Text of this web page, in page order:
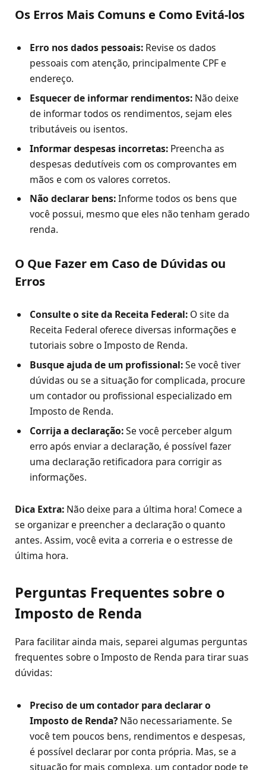
Os Erros Mais Comuns e Como Evitá-los
Erro nos dados pessoais: Revise os dados
pessoais com atenção, principalmente CPF e
endereço.
Esquecer de informar rendimentos: Não deixe
de informar todos os rendimentos, sejam eles
tributáveis ou isentos.
Informar despesas incorretas: Preencha as
despesas dedutíveis com os comprovantes em
mãos e com os valores corretos.
Não declarar bens:Informe todos os bens que
você possui, mesmo que eles não tenham gerado
renda.
O Que Fazer em Caso de Dúvidas ou
Erros
Consulte o site da Receita Federal: O site da
Receita Federal oferece diversas informações e
tutoriais sobre o Imposto de Renda.
Busque ajuda de um profissional:Se você tiver
dúvidas ou se a situação for complicada, procure
um contador ou profissional especializado em
Imposto de Renda.
Corrija a declaração:Se você perceber algum
erro após enviar a declaração, é possível fazer
uma declaração retificadora para corrigir as
informações.
Dica Extra: Não deixe para a última hora! Comece a
se organizar e preencher a declaração o quanto
antes. Assim, você evita a correria e o estresse de
última hora.
Perguntas Frequentes sobre o
Imposto de Renda
Para facilitar ainda mais, separei algumas perguntas
frequentes sobre o Imposto de Renda para tirar suas
dúvidas:
Preciso de um contador para declarar o
Imposto de Renda? Não necessariamente. Se
você tem poucos bens, rendimentos e despesas,
é possível declarar por conta própria. Mas, se a
situação for mais complexa, um contador pode te